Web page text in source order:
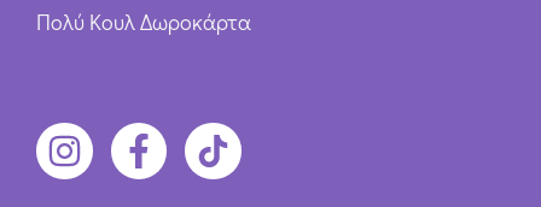
Πολύ Κουλ Δωροκάρτα